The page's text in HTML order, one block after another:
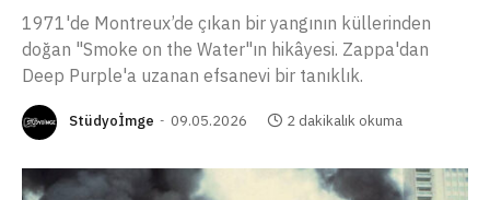
1971'de Montreux’de çıkan bir yangının küllerinden
doğan "Smoke on the Water"ın hikâyesi. Zappa'dan
Deep Purple'a uzanan efsanevi bir tanıklık.
Stüdyoİmge 09.05.2026 2 dakikalık okuma